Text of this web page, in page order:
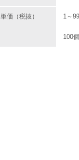
単価（税抜） 1～
100